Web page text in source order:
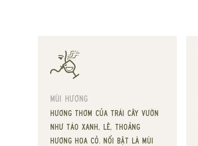
Mùi hương
Hương thơm của trái cây vườn
như táo xanh, lê, thoảng
hương hoa cỏ. Nổi bật là mùi